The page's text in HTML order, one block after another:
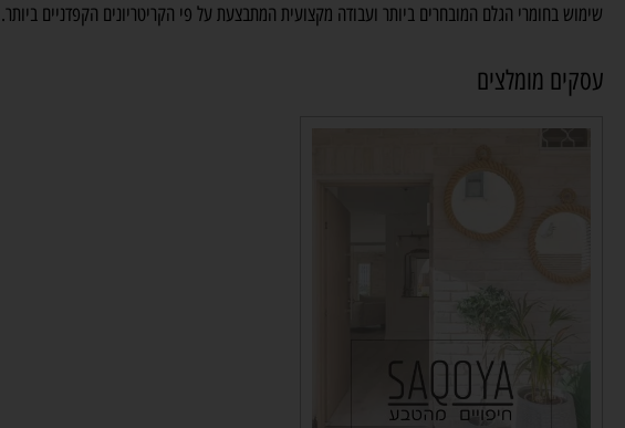
שימוש בחומרי הגלם המובחרים ביותר ועבודה מקצועית המתבצעת על פי הקריטריונים הקפדניים ביותר.
עסקים מומלצים